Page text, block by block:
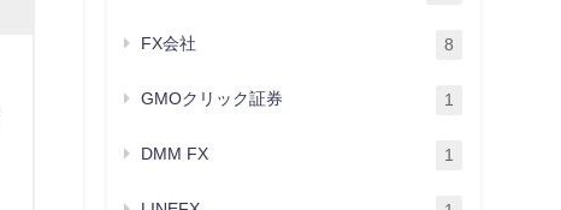
FX会社 8
GMOクリック証券 1
DMM FX 1